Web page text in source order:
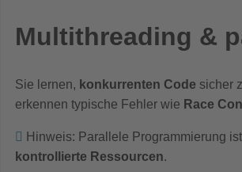
Multithreading &
Sie lernen, konkurrenten Code sicher
erkennen typische Fehler wie Race
Hinweis: Parallele Programmierung
kontrollierte Ressourcen.